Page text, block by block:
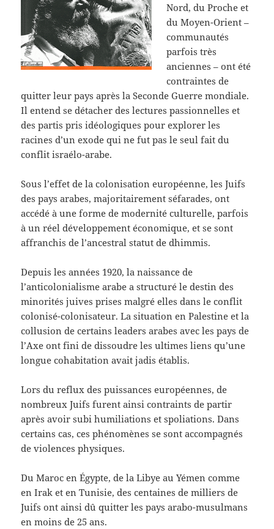
Nord, du Proche et
du Moyen-Orient –
communautés
parfois très
anciennes – ont été
contraintes de
quitter leur pays après la Seconde Guerre mondiale.
Il entend se détacher des lectures passionnelles et
des partis pris idéologiques pour explorer les
racines d’un exode qui ne fut pas le seul fait du
conflit israélo-arabe.
Sous l’effet de la colonisation européenne, les Juifs
des pays arabes, majoritairement séfarades, ont
accédé à une forme de modernité culturelle, parfois
à un réel développement économique, et se sont
affranchis de l’ancestral statut de dhimmis.
Depuis les années 1920, la naissance de
l’anticolonialisme arabe a structuré le destin des
minorités juives prises malgré elles dans le conflit
colonisé-colonisateur. La situation en Palestine et la
collusion de certains leaders arabes avec les pays de
l’Axe ont fini de dissoudre les ultimes liens qu’une
longue cohabitation avait jadis établis.
Lors du reflux des puissances européennes, de
nombreux Juifs furent ainsi contraints de partir
après avoir subi humiliations et spoliations. Dans
certains cas, ces phénomènes se sont accompagnés
de violences physiques.
Du Maroc en Égypte, de la Libye au Yémen comme
en Irak et en Tunisie, des centaines de milliers de
Juifs ont ainsi dû quitter les pays arabo-musulmans
en moins de 25 ans.